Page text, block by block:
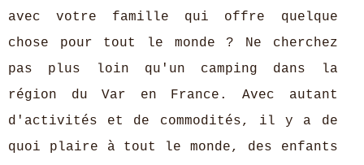
avec votre famille qui offre quelque
chose pour tout le monde ? Ne cherchez
pas plus loin qu'un camping dans la
région du Var en France. Avec autant
d'activités et de commodités, il y a de
quoi plaire à tout le monde, des enfants